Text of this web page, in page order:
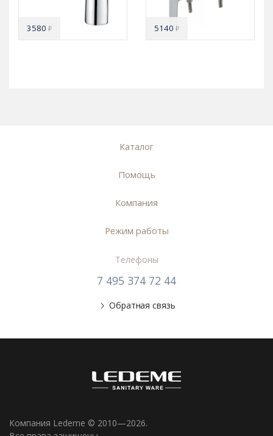
3580₽ 5140₽
Каталог
Помощь
Компания
Режим работы
Телефоны
7 495 374 72 44
Обратная связь
Компания Ledeme © 2010—2026.